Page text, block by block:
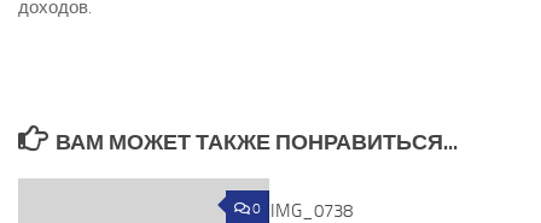
доходов.
ВАМ МОЖЕТ ТАКЖЕ ПОНРАВИТЬСЯ...
0 IMG_0738